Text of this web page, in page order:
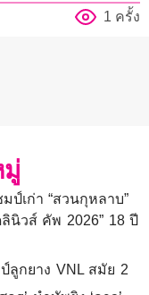
1 ครั้ง
ป์เก่า “สวนกุหลาบ”
นิวส์ คัพ 2026” 18 ปี
ลูกยาง VNL สมัย 2